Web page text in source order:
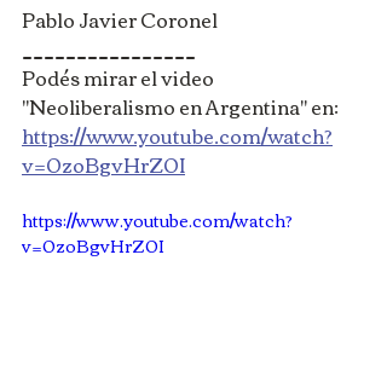
Pablo Javier Coronel
________________
Podés mirar el video
"Neoliberalismo en Argentina" en:
https://www.youtube.com/watch?
v=0zoBgvHrZ0I
https://www.youtube.com/watch?
v=0zoBgvHrZ0I